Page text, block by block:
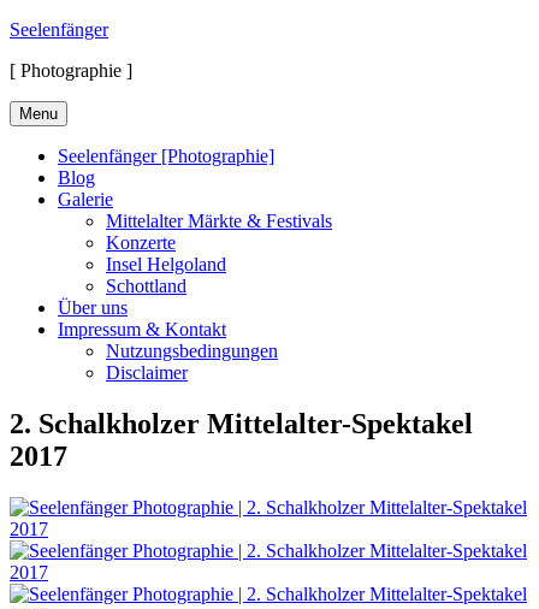
Skip
content
Seelenfänger
[ Photographie ]
Menu
Seelenfänger [Photographie]
Blog
Galerie
Mittelalter Märkte & Festivals
Konzerte
Insel Helgoland
Schottland
Über uns
Impressum & Kontakt
Nutzungsbedingungen
Disclaimer
2. Schalkholzer Mittelalter-Spektakel
2017